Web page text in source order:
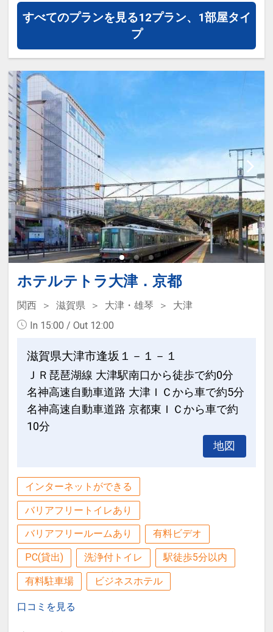
「食事なしプラン」と「朝食付プラン」
をご用意しています。
ン」を掲載しています。
※ご覧のページがどちらかを
件】の項目でご確認のうえ、予約にお進
み下さい。
設定期間：2026年4月1日～2026年9月
30日
インターネットコース番号：DP-1-
17484842
すべてのプランを見る12プラン、1部屋タイ
プ
ホテルテトラ大津．京都
関西 滋賀県 大津・雄琴
大津
In 15:00 / Out 12:00
滋賀県大津市逢坂１－１－１
ＪＲ琵琶湖線 大津駅南口から徒歩で約0分
名神高速自動車道路 大津ＩＣから車で約5分
名神高速自動車道路 京都東ＩＣから車で約
10分
地図
インターネットができる
バリアフリートイレあり
バリアフリールームあり 有料ビデオ
PC(貸出) 洗浄付トイレ 駅徒歩5分以内
有料駐車場 ビジネスホテル
口コミを見る